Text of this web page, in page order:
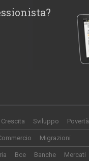
Crescita Sviluppo Povertà
Migrazioni
Bce Banche Mercati